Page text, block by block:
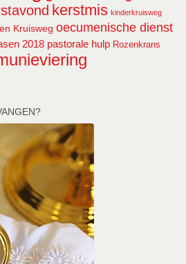
kerstmis kinderkruisweg
Kruisweg oecumenische dienst
2018 pastorale hulp Rozenkrans